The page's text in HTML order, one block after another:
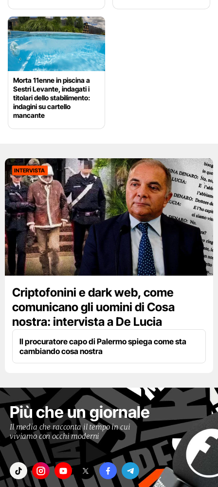
Morta 11enne in piscina a
Sestri Levante, indagati i
titolari dello stabilimento:
indagini su cartello
mancante
INTERVISTA
Criptofonini e dark web, come
comunicano gli uomini di Cosa
nostra: intervista a De Lucia
Il procuratore capo di Palermo spiega come sta
cambiando cosa nostra
Più che un giornale
Il media che racconta il tempo in cui
viviamo con occhi moderni